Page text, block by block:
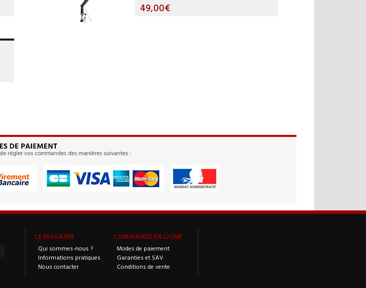
49,00€
LE MAGASIN
Qui sommes-nous ?
Informations pratiques
Nous contacter
COMMANDE EN LIGNE
Modes de paiement
Garanties et SAV
Conditions de vente